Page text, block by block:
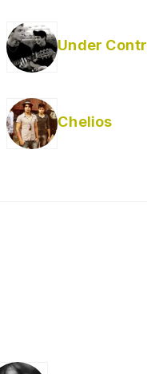
Under
Chelios